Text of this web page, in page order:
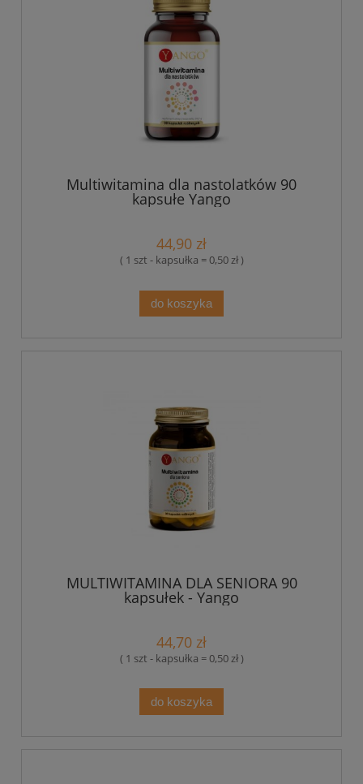
Multiwitamina dla nastolatków 90
kapsułe Yango
44,90 zł
( 1 szt - kapsułka = 0,50 zł )
do koszyka
MULTIWITAMINA DLA SENIORA 90
kapsułek - Yango
44,70 zł
( 1 szt - kapsułka = 0,50 zł )
do koszyka